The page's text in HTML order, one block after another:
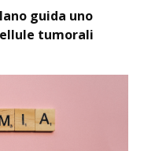
guida uno
tumorali